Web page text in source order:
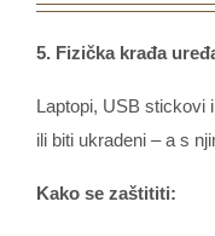
5. Fizička krađa
Laptopi, USB stickovi
ili biti ukradeni – a s
Kako se zaštititi: